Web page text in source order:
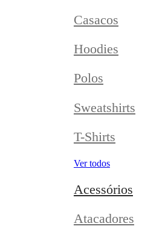
Casacos
Hoodies
Polos
Sweatshirts
T-Shirts
Ver todos
Acessórios
Atacadores